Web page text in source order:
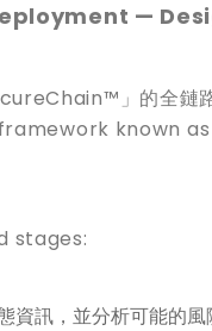
—
」的全鏈路
known as
stages:
訊，並分析可能的風